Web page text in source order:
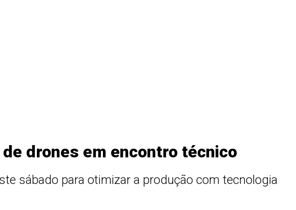
drones em encontro técnico
sábado para otimizar a produção com tecnologia